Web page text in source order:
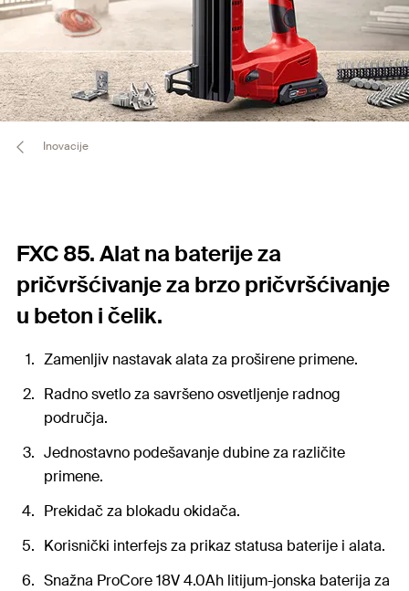
Inovacije
FXC 85. Alat na baterije za
pričvršćivanje za brzo pričvršćivanje
u beton i čelik.
Zamenljiv nastavak alata za proširene primene.
Radno svetlo za savršeno osvetljenje radnog
područja.
Jednostavno podešavanje dubine za različite
primene.
Prekidač za blokadu okidača.
Korisnički interfejs za prikaz statusa baterije i alata.
Snažna ProCore 18V 4.0Ah litijum-jonska baterija za